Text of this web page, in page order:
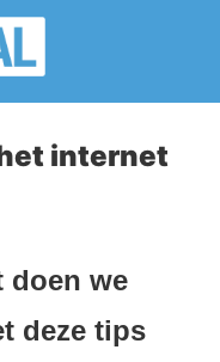
internet
doen we
deze tips